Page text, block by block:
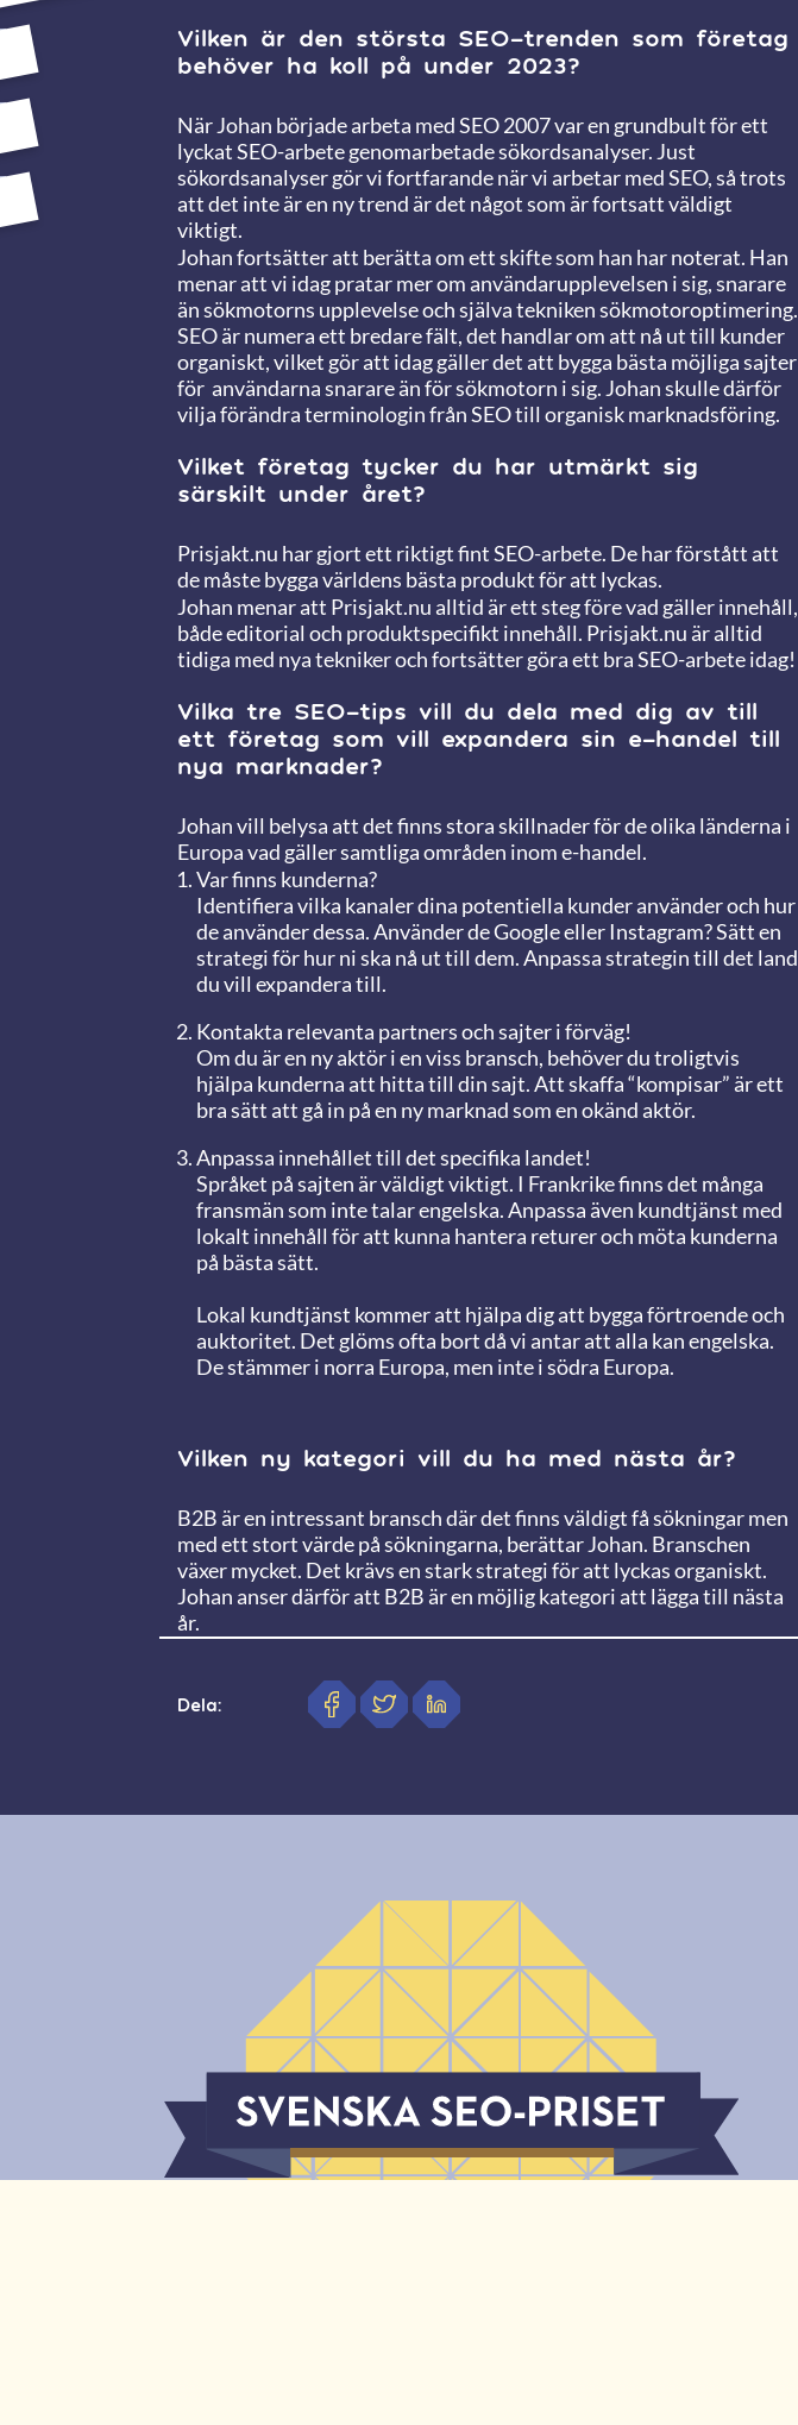
Vilken är den största SEO-trenden som företag
behöver ha koll på under 2023?
När Johan började arbeta med SEO 2007 var en grundbult för ett
lyckat SEO-arbete genomarbetade sökordsanalyser. Just
sökordsanalyser gör vi fortfarande när vi arbetar med SEO, så trots
att det inte är en ny trend är det något som är fortsatt väldigt
viktigt.
Johan fortsätter att berätta om ett skifte som han har noterat. Han
menar att vi idag pratar mer om användarupplevelsen i sig, snarare
än sökmotorns upplevelse och själva tekniken sökmotoroptimering.
SEO är numera ett bredare fält, det handlar om att nå ut till kunder
organiskt, vilket gör att idag gäller det att bygga bästa möjliga sajter
för användarna snarare än för sökmotorn i sig. Johan skulle därför
vilja förändra terminologin från SEO till organisk marknadsföring.
Vilket företag tycker du har utmärkt sig
särskilt under året?
Prisjakt.nu har gjort ett riktigt fint SEO-arbete. De har förstått att
de måste bygga världens bästa produkt för att lyckas.
Johan menar att Prisjakt.nu alltid är ett steg före vad gäller innehåll,
både editorial och produktspecifikt innehåll. Prisjakt.nu är alltid
tidiga med nya tekniker och fortsätter göra ett bra SEO-arbete idag!
Vilka tre SEO-tips vill du dela med dig av till
ett företag som vill expandera sin e-handel till
nya marknader?
Johan vill belysa att det finns stora skillnader för de olika länderna i
Europa vad gäller samtliga områden inom e-handel.
Var finns kunderna?
Identifiera vilka kanaler dina potentiella kunder använder och hur
de använder dessa. Använder de Google eller Instagram? Sätt en
strategi för hur ni ska nå ut till dem. Anpassa strategin till det land
du vill expandera till.
Kontakta relevanta partners och sajter i förväg!
Om du är en ny aktör i en viss bransch, behöver du troligtvis
hjälpa kunderna att hitta till din sajt. Att skaffa “kompisar” är ett
bra sätt att gå in på en ny marknad som en okänd aktör.
Anpassa innehållet till det specifika landet!
Språket på sajten är väldigt viktigt. I Frankrike finns det många
fransmän som inte talar engelska. Anpassa även kundtjänst med
lokalt innehåll för att kunna hantera returer och möta kunderna
på bästa sätt.
Lokal kundtjänst kommer att hjälpa dig att bygga förtroende och
auktoritet. Det glöms ofta bort då vi antar att alla kan engelska.
De stämmer i norra Europa, men inte i södra Europa.
Vilken ny kategori vill du ha med nästa år?
B2B är en intressant bransch där det finns väldigt få sökningar men
med ett stort värde på sökningarna, berättar Johan. Branschen
växer mycket. Det krävs en stark strategi för att lyckas organiskt.
Johan anser därför att B2B är en möjlig kategori att lägga till nästa
år.
Dela: